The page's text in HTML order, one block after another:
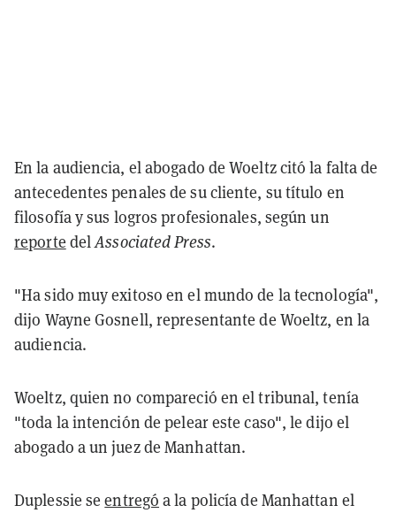
En la audiencia, el abogado de Woeltz citó la falta de
antecedentes penales de su cliente, su título en
filosofía y sus logros profesionales, según un
reporte delAssociated Press.
"Ha sido muy exitoso en el mundo de la tecnología",
dijo Wayne Gosnell, representante de Woeltz, en la
audiencia.
Woeltz, quien no compareció en el tribunal, tenía
"toda la intención de pelear este caso", le dijo el
abogado a un juez de Manhattan.
Duplessie seentregó a la policía de Manhattan el